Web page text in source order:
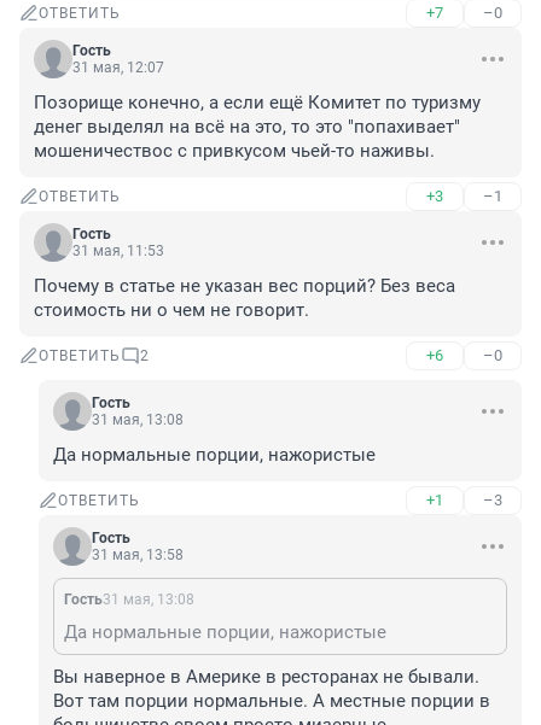
ОТВЕТИТЬ +7 –0
Гость
31 мая, 12:07
Позорище конечно, а если ещё Комитет по туризму
денег выделял на всё на это, то это "попахивает"
мошеничествос с привкусом чьей-то наживы.
ОТВЕТИТЬ +3 –1
Гость
31 мая, 11:53
Почему в статье не указан вес порций? Без веса
стоимость ни о чем не говорит.
ОТВЕТИТЬ 2 +6 –0
Гость
31 мая, 13:08
Да нормальные порции, нажористые
ОТВЕТИТЬ +1 –3
Гость
31 мая, 13:58
Гость31 мая, 13:08
Да нормальные порции, нажористые
Вы наверное в Америке в ресторанах не бывали.
Вот там порции нормальные. А местные порции в